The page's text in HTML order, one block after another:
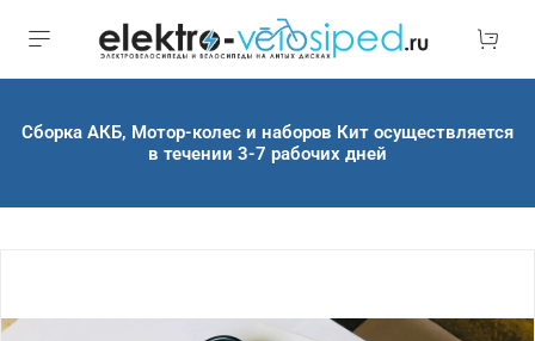
Сборка АКБ, Мотор-колес и наборов Кит осуществляется
в течении 3-7 рабочих дней